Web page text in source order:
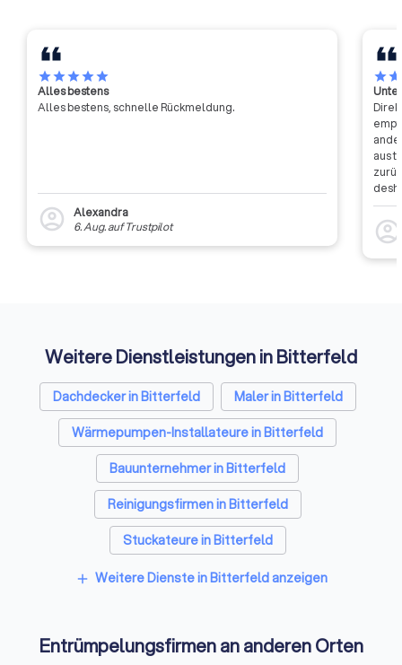
starstarstarstarstar
Alles bestens
Alles bestens, schnelle Rückmeldung.
account_circle
Alexandra
6. Aug.auf Trustpilot
starstar
aus
dass
account_circle
Weitere Dienstleistungen in Bitterfeld
Dachdecker in Bitterfeld
Maler in Bitterfeld
Wärmepumpen-Installateure in Bitterfeld
Bauunternehmer in Bitterfeld
Reinigungsfirmen in Bitterfeld
Stuckateure in Bitterfeld
Spezialisten für Dämmung in Bitterfeld
Kammerjäger in Bitterfeld
add Weitere Dienste in Bitterfeld anzeigen
Entrümpelungsfirmen an anderen Orten